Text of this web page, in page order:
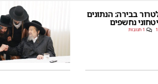
בבירה: הנתונים
נחשפים
1 תגובות